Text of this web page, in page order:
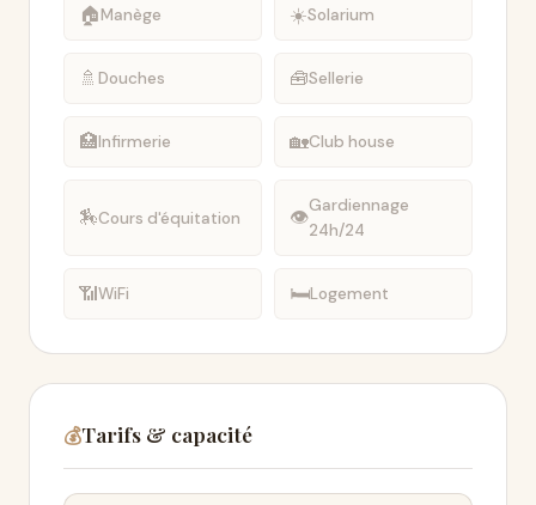
🏠Manège ☀️Solarium
🚿 Douches 🧰Sellerie
🏥Infirmerie 🏡Club house
🏇Cours d'équitation 👁Gardiennage
24h/24
📶WiFi 🛏Logement
💰Tarifs & capacité